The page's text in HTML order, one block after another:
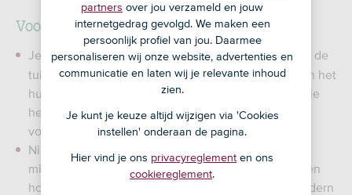
Voordelen nieuwbouw
Je kunt de indeling en de inrichting van het huis en de
tuin zelf bepalen: je denkt mee over de indeling van het
huis zonder dat je daarvoor hoeft te verbouwen en je
hebt geen last van een badkamer of keuken van de
vorige bewoners die niet jouw smaak is.
Nieuwbouwwoningen moeten voldoen aan strenge
milieueisen, waardoor je huis goed geïsoleerd is, een
hoog energielabel heeft en is voorzien van een modern
partners over jou verzameld en jouw
internetgedrag gevolgd. We maken een
persoonlijk profiel van jou. Daarmee
personaliseren wij onze website, advertenties en
communicatie en laten wij je relevante inhoud
zien.
Je kunt je keuze altijd wijzigen via 'Cookies
instellen' onderaan de pagina.
Hier vind je ons privacyreglement en ons
cookiereglement.